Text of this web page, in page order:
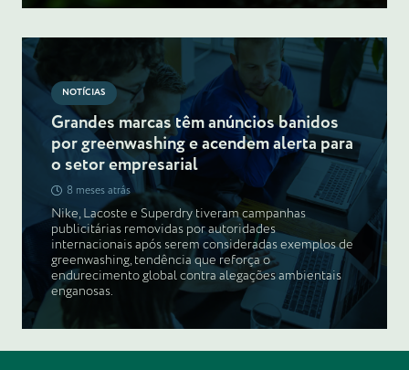
NOTÍCIAS
Grandes marcas têm anúncios banidos
por greenwashing e acendem alerta para
o setor empresarial
8 meses atrás
Nike, Lacoste e Superdry tiveram campanhas
publicitárias removidas por autoridades
internacionais após serem consideradas exemplos de
greenwashing, tendência que reforça o
endurecimento global contra alegações ambientais
enganosas.